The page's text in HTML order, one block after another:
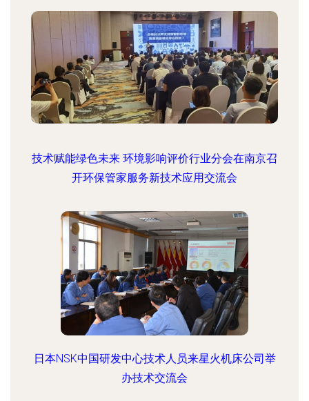
技术赋能绿色未来 环境影响评价行业分会在南京召
开环保管家服务新技术应用交流会
日本NSK中国研发中心技术人员来星火机床公司举
办技术交流会